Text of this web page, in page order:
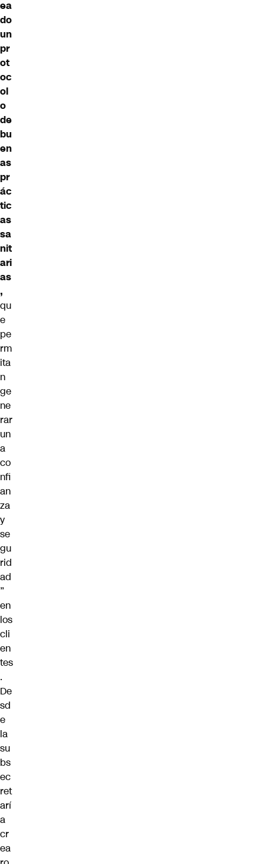
ea
do
un
pr
ot
oc
ol
o
de
bu
en
as
pr
ác
tic
as
sa
nit
ari
as
,
qu
e
pe
rm
ita
n
ge
ne
rar
un
a
co
nfi
an
za
y
se
gu
rid
ad
”
en
los
cli
en
tes
.
De
sd
e
la
su
bs
ec
ret
arí
a
cr
ea